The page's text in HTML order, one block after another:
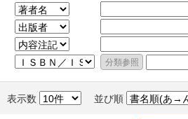
表示数 並び順